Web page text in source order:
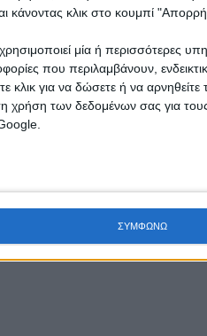
κάνοντας κλικ στο κουμπί
μία ή περισσότερες
που περιλαμβάνουν,
για να δώσετε ή να αρνηθείτε
χρήση των δεδομένων σας για
ΣΥΜΦΩΝΩ